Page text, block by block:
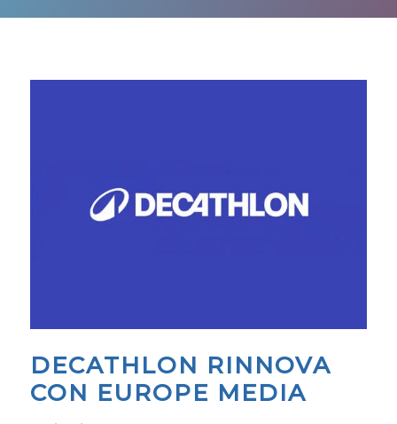
DECATHLON RINNOVA
CON EUROPE MEDIA